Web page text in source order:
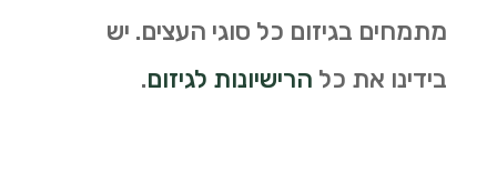
מתמחים בגיזום כל סוגי העצים. יש
בידינו את כל הרישיונות לגיזום.